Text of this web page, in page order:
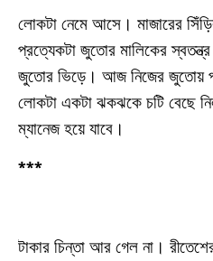
লোকটা নেমে আসে। মাজারের
প্রত্যেকটা জুতোর মালিকের
জুতোর ভিড়ে। আজ নিজের জুতোয়
লোকটা একটা ঝকঝকে চটি বেছে
ম্যানেজ হয়ে যাবে।
***
টাকার চিন্তা আর গেল না।